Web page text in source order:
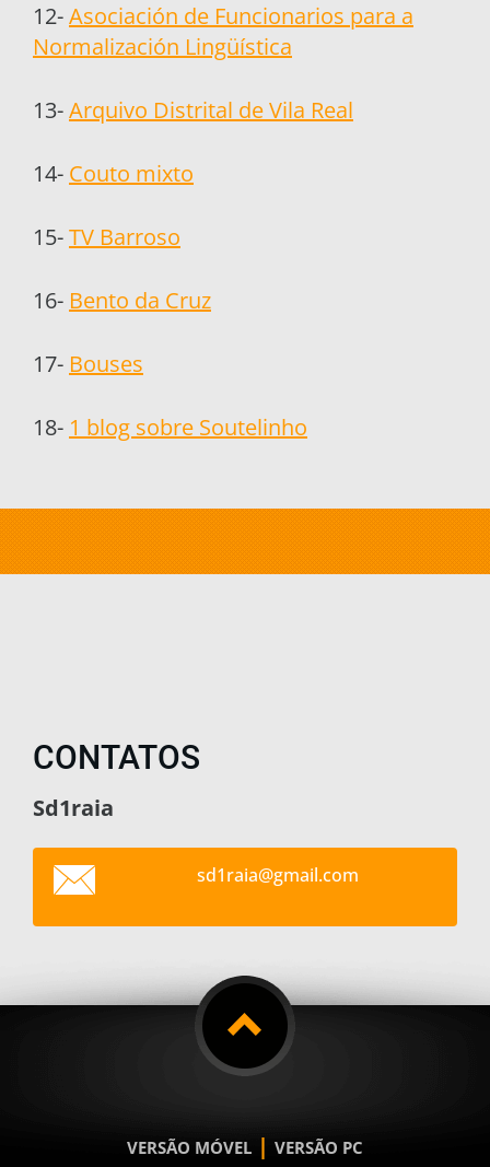
12-Asociación de Funcionarios para a
Normalización Lingüística
13-Arquivo Distrital de Vila Real
14- Couto mixto
15-TV Barroso
16- Bento da Cruz
17- Bouses
18- 1 blog sobre Soutelinho
CONTATOS
Sd1raia
sd1raia@gmail.com
VERSÃO MÓVEL | VERSÃO PC